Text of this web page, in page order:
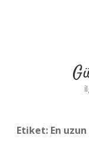
Etiket: En